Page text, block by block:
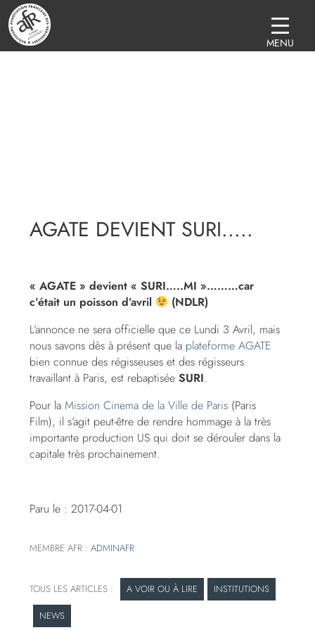
AGATE DEVIENT SURI.....
« AGATE » devient « SURI…..MI »………car
c’était un poisson d’avril
(NDLR)
L’annonce ne sera officielle que ce Lundi 3 Avril, mais
nous savons dès à présent que la plateforme AGATE
bien connue des régisseuses et des régisseurs
travaillant à Paris, est rebaptiséeSURI.
Pour laMission Cinema de la Ville de Paris (Paris
Film), il s’agit peut-être de rendre hommage à la très
importante production US qui doit se dérouler dans la
capitale très prochainement.
Paru le : 2017-04-01
MEMBRE AFR :ADMINAFR
A VOIR OU À LIRE
INSTITUTIONS
NEWS
MENU